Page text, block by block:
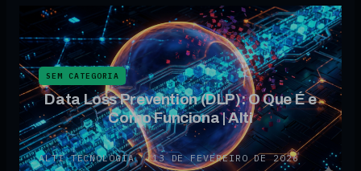
SEM CATEGORIA
Data Loss Prevention (DLP): O Que É e
Como Funciona | Alti
ALTI TECNOLOGIA · 13 DE FEVEREIRO DE 2026